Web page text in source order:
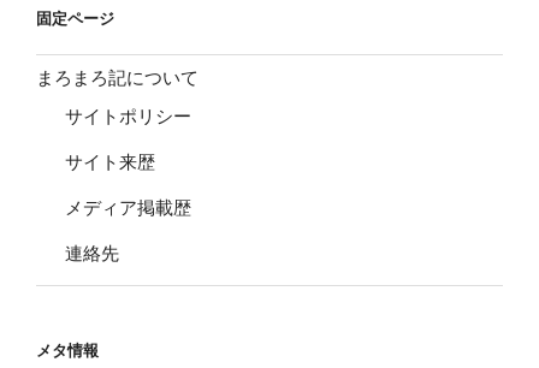
固定ページ
まろまろ記について
サイトポリシー
サイト来歴
メディア掲載歴
連絡先
メタ情報